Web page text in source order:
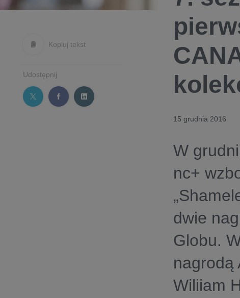
Kopiuj tekst
Udostępnij
15 grudnia 2016
W
nc+
dwie
Globu.
nagrodą
Wiliiam